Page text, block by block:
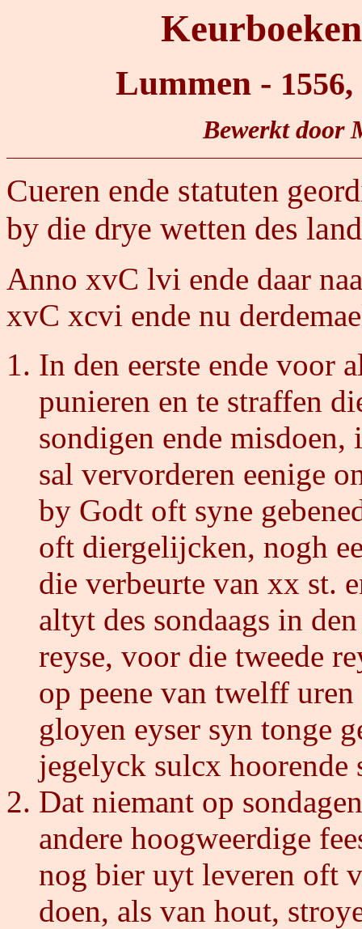
Lummen -
Bewerkt door
Cueren ende statuten
by die drye wetten des
Anno xvC lvi ende daar
xvC xcvi ende nu
In den eerste ende voor
punieren en te straffen
sondigen ende misdoen,
sal vervorderen eenige
by Godt oft syne
oft diergelijcken, nogh
die verbeurte van xx st.
altyt des sondaags in
reyse, voor die tweede
op peene van twelff uren
gloyen eyser syn tonge
jegelyck sulcx hoorende
Dat niemant op
andere hoogweerdige
nog bier uyt leveren oft
doen, als van hout,